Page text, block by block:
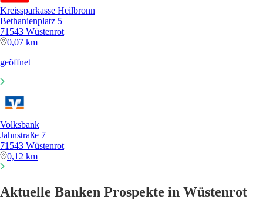
Kreissparkasse Heilbronn
Bethanienplatz 5
71543 Wüstenrot
0,07 km
geöffnet
Volksbank
Jahnstraße 7
71543 Wüstenrot
0,12 km
Aktuelle Banken Prospekte in Wüstenrot